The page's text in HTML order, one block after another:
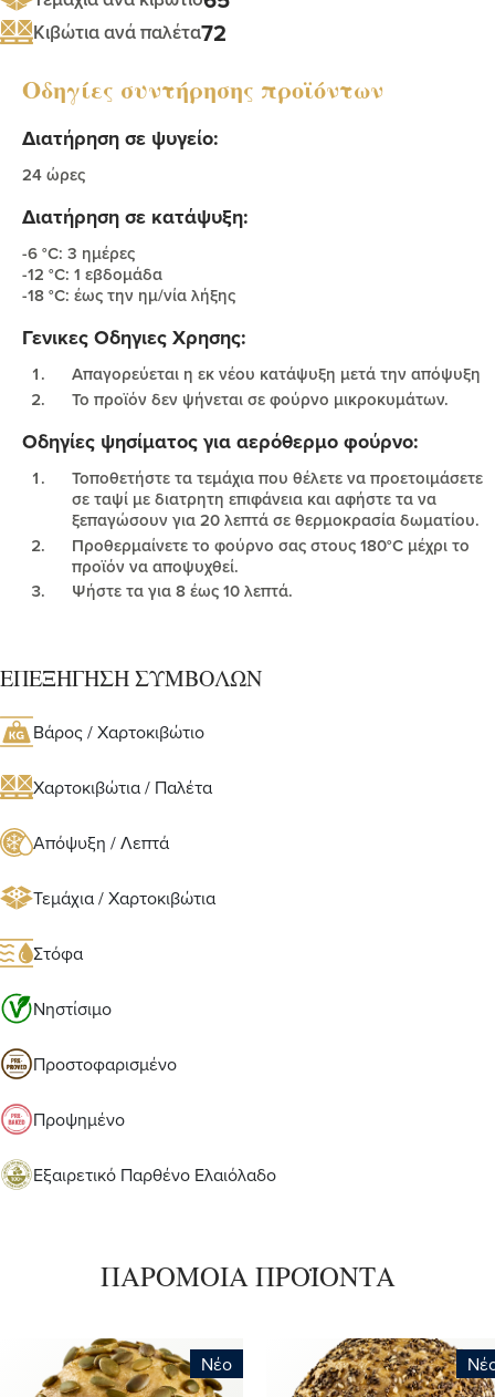
Κιβώτια ανά παλέτα72
Οδηγίες συντήρησης προϊόντων
Διατήρηση σε ψυγείο:
24 ώρες
Διατήρηση σε κατάψυξη:
-6 °C: 3 ημέρες
-12 °C: 1 εβδομάδα
-18 °C: έως την ημ/νία λήξης
Γενικες Οδηγιες Χρησης:
Απαγορεύεται η εκ νέου κατάψυξη μετά την απόψυξη
Το προϊόν δεν ψήνεται σε φούρνο μικροκυμάτων.
Οδηγίες ψησίματος για αερόθερμο φούρνο:
Τοποθετήστε τα τεμάχια που θέλετε να προετοιμάσετε
σε ταψί με διατρητη επιφάνεια και αφήστε τα να
ξεπαγώσουν για 20 λεπτά σε θερμοκρασία δωματίου.
Προθερμαίνετε το φούρνο σας στους 180°C μέχρι το
προϊόν να αποψυχθεί.
Ψήστε τα για 8 έως 10 λεπτά.
ΕΠΕΞΗΓΗΣΗ ΣΥΜΒΟΛΩΝ
Βάρος / Χαρτοκιβώτιο
Χαρτοκιβώτια / Παλέτα
Απόψυξη / Λεπτά
Τεμάχια / Χαρτοκιβώτια
Στόφα
Νηστίσιμο
Προστοφαρισμένο
Προψημένο
Εξαιρετικό Παρθένο Ελαιόλαδο
ΠΑΡΟΜΟΙΑ ΠΡΟΪΟΝΤΑ
Νέο